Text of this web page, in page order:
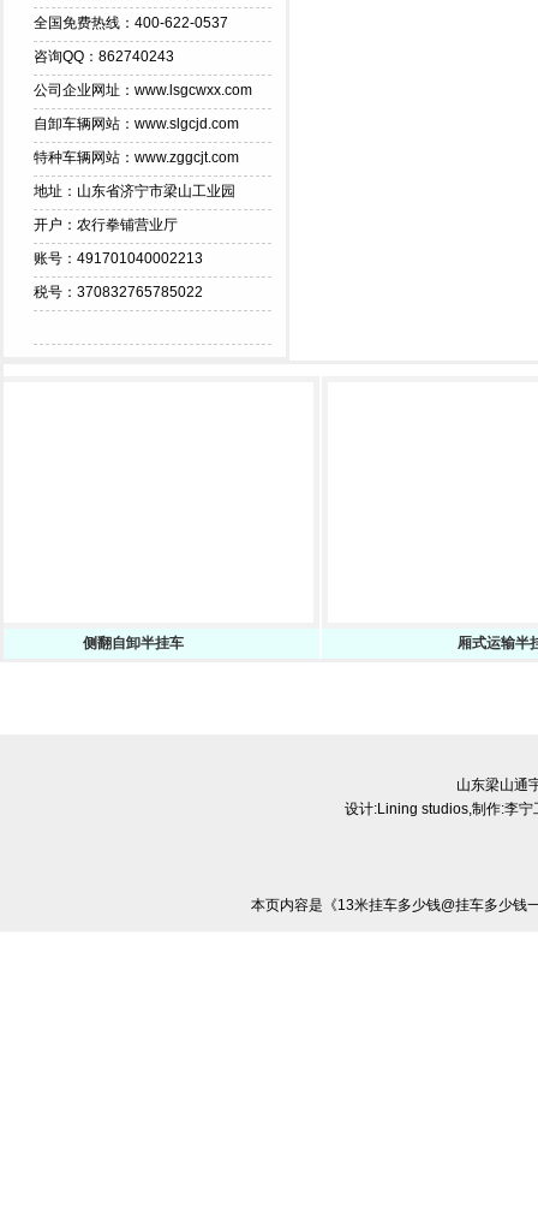
全国免费热线：400-622-0537
咨询QQ：862740243
公司企业网址：www.lsgcwxx.com
自卸车辆网站：www.slgcjd.com
特种车辆网站：www.zggcjt.com
地址：山东省济宁市梁山工业园
开户：农行拳铺营业厅
账号：491701040002213
税号：370832765785022
侧翻自卸半挂车 厢式运输半挂车
山东梁山通
设计:Lining studios,制作:李宁
本页内容是《13米挂车多少钱@挂车多少